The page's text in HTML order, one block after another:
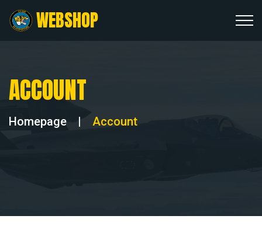
WEBSHOP
ACCOUNT
Homepage | Account